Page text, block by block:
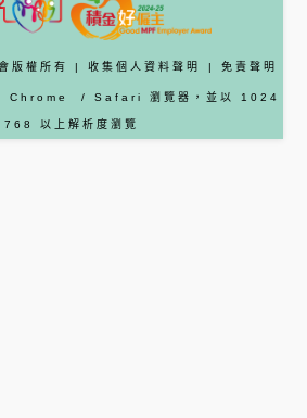
版權所有 | 收集個人資料聲明 | 免責聲明
Chrome / Safari 瀏覽器 ，並以 1024
以上解析度瀏覽